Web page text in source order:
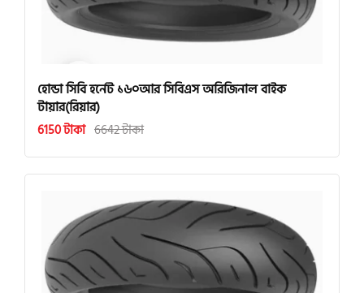
হোন্ডা সিবি হর্নেট ১৬০আর সিবিএস অরিজিনাল বাইক
টায়ার(রিয়ার)
6150 টাকা 6642 টাকা